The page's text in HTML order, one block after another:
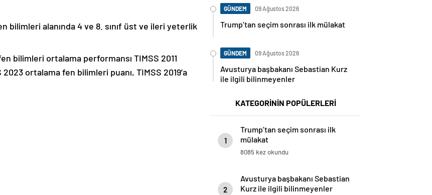
bilimleri alanında 4 ve 8. sınıf üst ve ileri yeterlik
bilimleri ortalama performansı TIMSS 2011
ortalama fen bilimleri puanı, TIMSS 2019’a
GÜNDEM 09 Ağustos 2026
Trump’tan seçim sonrası ilk mülakat
GÜNDEM 09 Ağustos 2026
Avusturya başbakanı Sebastian Kurz
ile ilgili bilinmeyenler
KATEGORİNİN POPÜLERLERİ
1
Trump’tan seçim sonrası ilk
mülakat
8085 kez okundu
2
Avusturya başbakanı Sebastian
Kurz ile ilgili bilinmeyenler